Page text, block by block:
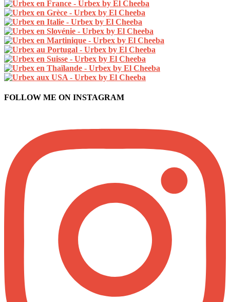
FOLLOW ME ON INSTAGRAM